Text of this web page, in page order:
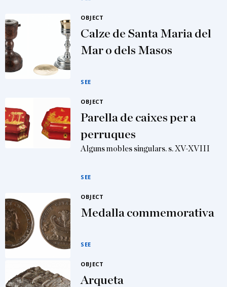
OBJECT
Calze de Santa Maria del
Mar o dels Masos
SEE
OBJECT
Parella de caixes per a
perruques
Alguns mobles singulars. s. XV-XVIII
SEE
OBJECT
Medalla commemorativa
SEE
OBJECT
Arqueta